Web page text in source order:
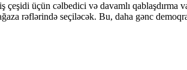
üçün cəlbedici və davamlı qablaşdırma
rəflərində seçiləcək. Bu, daha gənc